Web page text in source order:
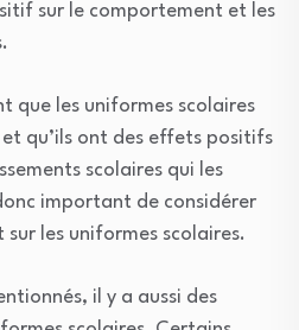
sur le comportement et les
que les uniformes scolaires
qu’ils ont des effets positifs
scolaires qui les
important de considérer
les uniformes scolaires.
il y a aussi des